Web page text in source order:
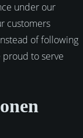
under our
customers
of following
proud to serve